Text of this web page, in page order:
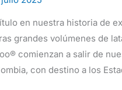
en nuestra historia de
grandes volúmenes de
comienzan a salir de
con destino a los